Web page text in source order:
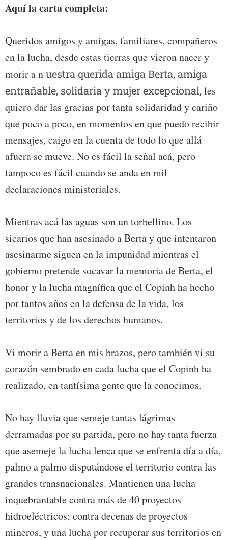
Aquí la carta completa:
Queridos amigos y amigas, familiares, compañeros
en la lucha, desde estas tierras que vieron nacer y
morir a nuestra querida amiga Berta, amiga
entrañable, solidaria y mujer excepcional, les
quiero dar las gracias por tanta solidaridad y cariño
que poco a poco, en momentos en que puedo recibir
mensajes, caigo en la cuenta de todo lo que allá
afuera se mueve. No es fácil la señal acá, pero
tampoco es fácil cuando se anda en mil
declaraciones ministeriales.
Mientras acá las aguas son un torbellino. Los
sicarios que han asesinado a Berta y que intentaron
asesinarme siguen en la impunidad mientras el
gobierno pretende socavar la memoria de Berta, el
honor y la lucha magnífica que el Copinh ha hecho
por tantos años en la defensa de la vida, los
territorios y de los derechos humanos.
Vi morir a Berta en mis brazos, pero también vi su
corazón sembrado en cada lucha que el Copinh ha
realizado, en tantísima gente que la conocimos.
No hay lluvia que semeje tantas lágrimas
derramadas por su partida, pero no hay tanta fuerza
que asemeje la lucha lenca que se enfrenta día a día,
palmo a palmo disputándose el territorio contra las
grandes transnacionales. Mantienen una lucha
inquebrantable contra más de 40 proyectos
hidroeléctricos; contra decenas de proyectos
mineros, y una lucha por recuperar sus territorios en